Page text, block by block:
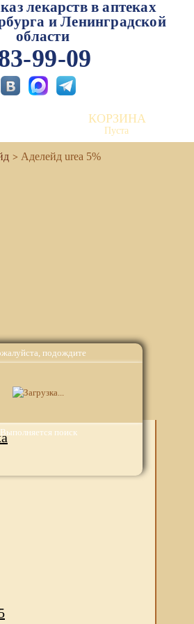
подождите
Выполняется поиск
лекарств в аптеках
и Ленинградской
области
99-09
КОРЗИНА
Пуста
Аделейд urea 5%
Аналоги